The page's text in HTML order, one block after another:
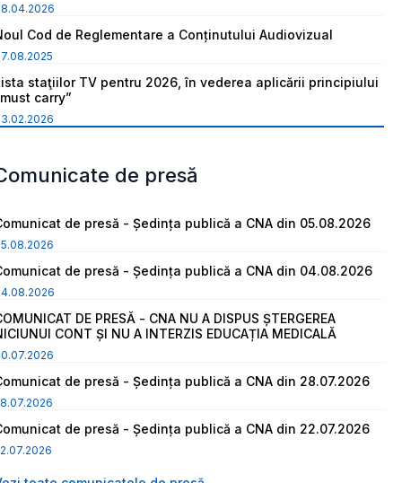
Cod de Reglementare a Conținutului Audiovizual
staţiilor TV pentru 2026, în vederea aplicării principiului
carry”
de presă
de presă - Ședința publică a CNA din 05.08.2026
de presă - Ședința publică a CNA din 04.08.2026
DE PRESĂ - CNA NU A DISPUS ȘTERGEREA
CONT ȘI NU A INTERZIS EDUCAȚIA MEDICALĂ
de presă - Ședința publică a CNA din 28.07.2026
de presă - Ședința publică a CNA din 22.07.2026